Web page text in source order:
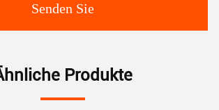
Senden Sie
Produkte